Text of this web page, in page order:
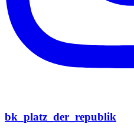
bk_platz_der_republik